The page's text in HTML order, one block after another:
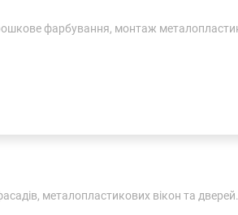
фарбування, монтаж
металопластикових вікон та